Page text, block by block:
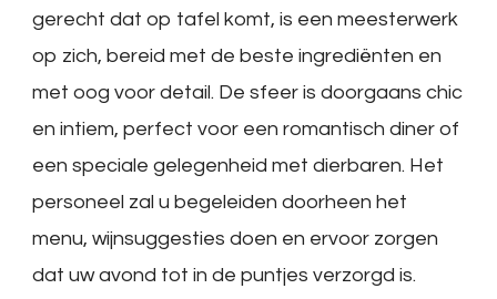
gerecht dat op tafel komt, is een meesterwerk
op zich, bereid met de beste ingrediënten en
met oog voor detail. De sfeer is doorgaans chic
en intiem, perfect voor een romantisch diner of
een speciale gelegenheid met dierbaren. Het
personeel zal u begeleiden doorheen het
menu, wijnsuggesties doen en ervoor zorgen
dat uw avond tot in de puntjes verzorgd is.